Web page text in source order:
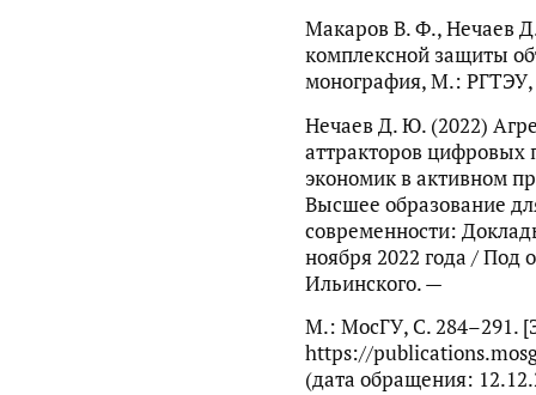
Макаров В. Ф., Нечаев
комплексной защиты
монография, М.: РГТЭУ,
Нечаев Д. Ю. (2022)
аттракторов
экономик в активном
Высшее образование
современности:
ноября 2022 года /
Ильинского. —
М.: МосГУ, С. 284–291.
https://
(дата обращения: